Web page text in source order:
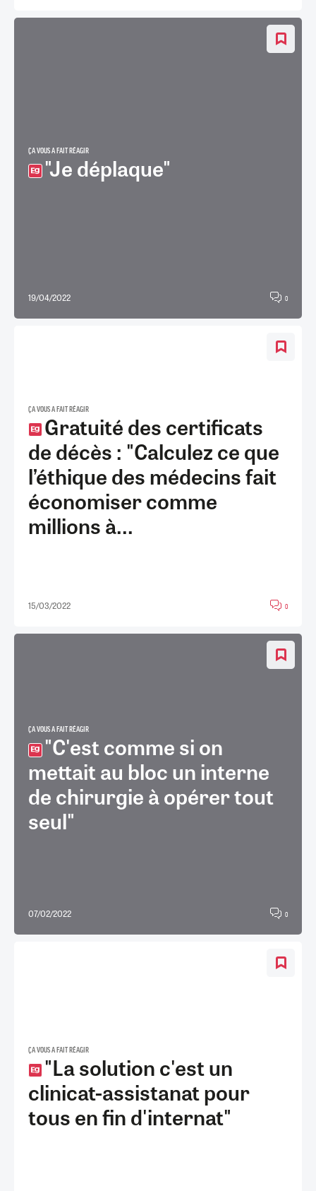
ÇA VOUS A FAIT RÉAGIR
"Je déplaque"
19/04/2022 0
ÇA VOUS A FAIT RÉAGIR
Gratuité des certificats
de décès : "Calculez ce que
l’éthique des médecins fait
économiser comme
millions à...
15/03/2022 0
ÇA VOUS A FAIT RÉAGIR
"C'est comme si on
mettait au bloc un interne
de chirurgie à opérer tout
seul"
07/02/2022 0
ÇA VOUS A FAIT RÉAGIR
"La solution c'est un
clinicat-assistanat pour
tous en fin d'internat"